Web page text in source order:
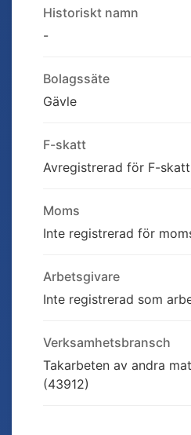
Historiskt namn
-
Bolagssäte
Gävle
F-skatt
Avregistrerad för F-skatt
Moms
Inte registrerad för
Arbetsgivare
Inte registrerad som
Verksamhetsbransch
Takarbeten av andra
(43912)